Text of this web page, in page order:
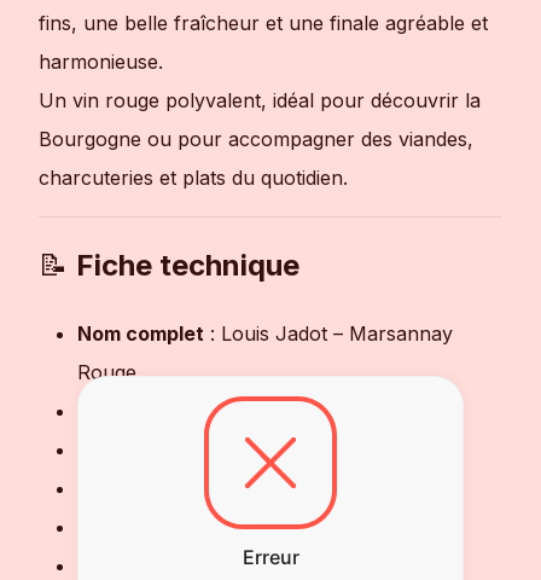
fins, une belle fraîcheur et une finale agréable et
harmonieuse.
Un vin rouge polyvalent, idéal pour découvrir la
Bourgogne ou pour accompagner des viandes,
charcuteries et plats du quotidien.
📝 Fiche technique
Nom complet : Louis Jadot – Marsannay
Rouge
: Marsannay AOC
: Bourgogne – Côte de Nuits
: Rouge
: 100 % Pinot Noir
: Cerise, framboise, groseille, violette,
Erreur